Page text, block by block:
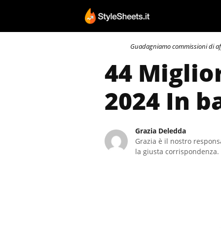
contenuto
Guadagniamo commissioni di
44
2024 In
Grazia Deledda
Grazia è il nostro
la giusta